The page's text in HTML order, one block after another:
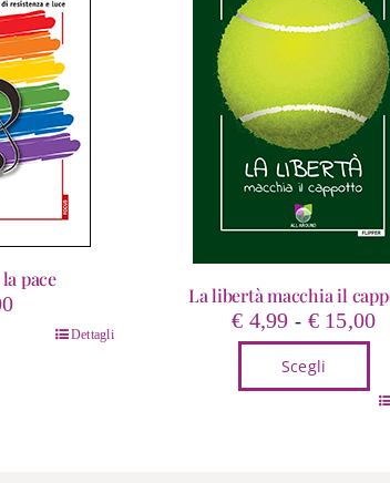
pace
Dettagli
La libertà macchia il
€ 4,99 - €15,00
Scegli